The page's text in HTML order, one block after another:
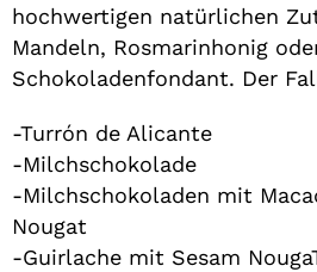
hochwertigen natürlichen
Mandeln, Rosmarinhonig
Schokoladenfondant. Der
-Turrón de Alicante
-Milchschokolade
-Milchschokoladen mit
Nougat
-Guirlache mit Sesam